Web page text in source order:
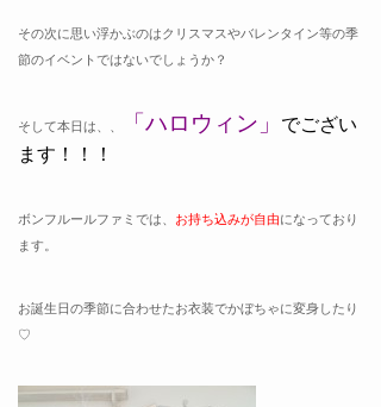
その次に思い浮かぶのはクリスマスやバレンタイン等の季
節のイベントではないでしょうか？
そして本日は、、 「ハロウィン 」
でござい
ます！！！
ボンフルールファミでは、 お持ち込みが自由になっており
ます。
お誕生日の季節に合わせたお衣装でかぼちゃに変身したり
♡